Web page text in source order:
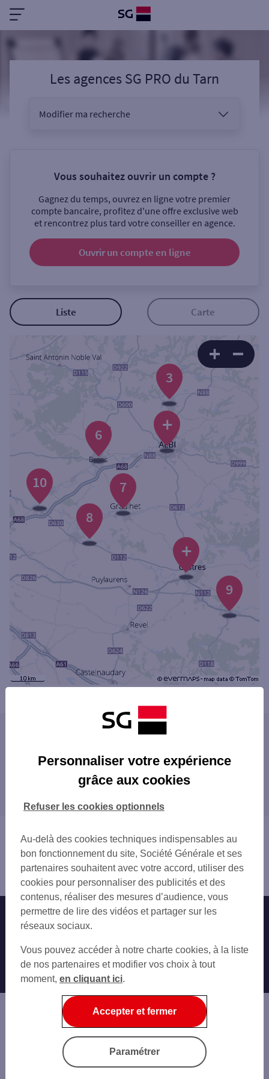
Les agences SG PRO du Tarn
Modifier ma recherche
Sélectionnez votre recherche
Ouverte le samedi
Coffre-fort
Autour de moi
Ville / Code postal
Rue
Rechercher
Vous souhaitez ouvrir un compte ?
Gagnez du temps, ouvrez en ligne votre premier
compte bancaire, profitez d'une offre exclusive web
et rencontrez plus tard votre conseiller en agence.
Ouvrir un compte en ligne
Liste Carte
10
9
8
7
6
+
3
+
Les agences SG PRO dans les villes du
ALBI
GAILLAC
LAVAUR
MAZAMET
Les agences SG PRO dans les départements
11 AUDE
31 HAUTE-GARONNE
34 HÉRAULT
82 TARN-ET-GARONNE
Tarn
Nos engagements Nous contacter
Autres sites SG
Professionnels
Entreprises
Associations
Banque privée
Economie Publique
Informations légales
Personnaliser votre expérience
grâce aux cookies
Au-delà des cookies techniques indispensables au
bon fonctionnement du site, Société Générale et ses
partenaires souhaitent avec votre accord, utiliser des
cookies pour personnaliser des publicités et des
contenus, réaliser des mesures d’audience, vous
permettre de lire des vidéos et partager sur les
réseaux sociaux.
Vous pouvez accéder à notre charte cookies, à la liste
de nos partenaires et modifier vos choix à tout
moment, en cliquant ici.
Refuser les cookies optionnels
Accepter et fermer
Paramétrer